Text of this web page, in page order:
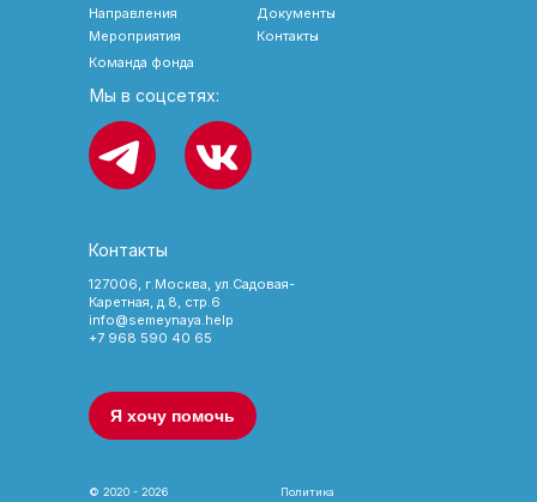
Я хочу помочь
Политика
© 2020 - 2026
127006, г.Москва, ул.Садовая-
Каретная, д.8, стр.6
info@semeynaya.help
+7 968 590 40 65
Контакты
Мы в соцсетях:
Направления
Мероприятия
Документы
Контакты
Команда фонда